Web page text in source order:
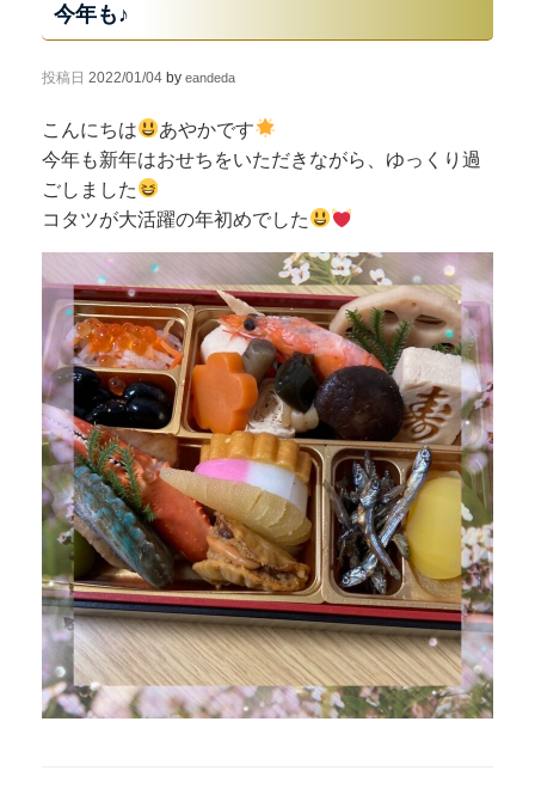
今年も♪
投稿日 2022/01/04 by eandeda
こんにちは
あやかです
今年も新年はおせちをいただきながら、ゆっくり過
ごしました
コタツが大活躍の年初めでした